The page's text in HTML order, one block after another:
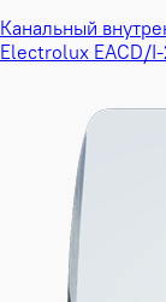
Канальный
Electrolux EACD/